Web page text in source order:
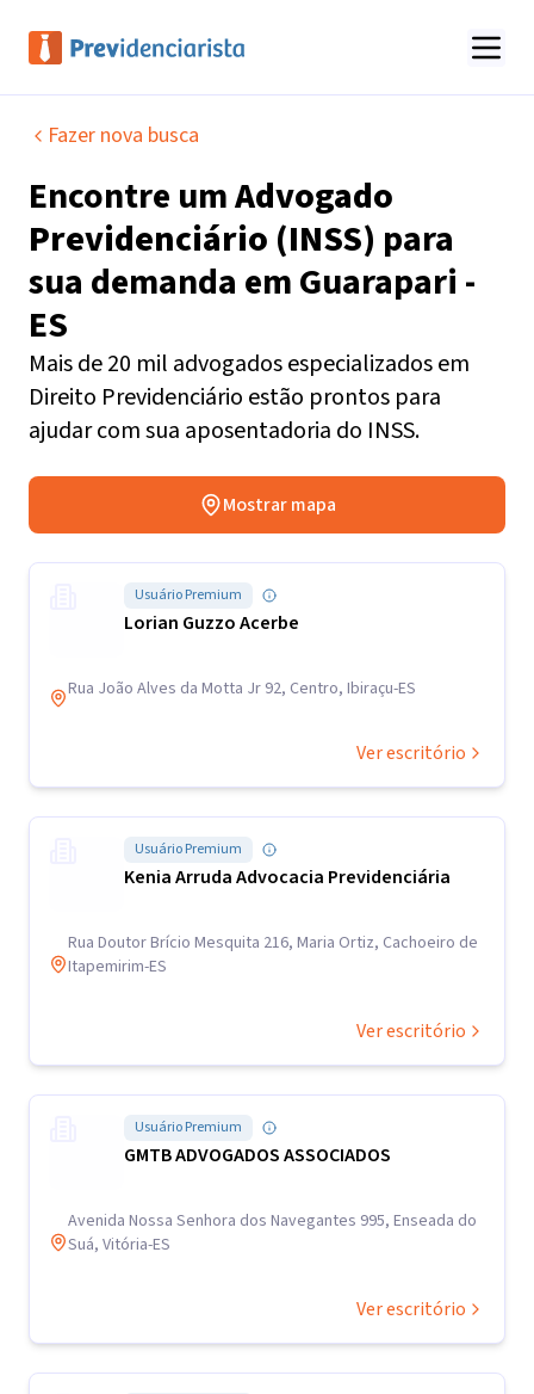
Fazer nova busca
Encontre umAdvogado
Previdenciário (INSS) para
sua demanda emGuarapari -
ES
Mais de 20 mil advogados especializados em
Direito Previdenciário estão prontos para
ajudar com sua aposentadoria do INSS.
Mostrar mapa
Usuário Premium
Lorian Guzzo Acerbe
Rua João Alves da Motta Jr 92, Centro, Ibiraçu-ES
Ver escritório
Usuário Premium
Kenia Arruda Advocacia Previdenciária
Rua Doutor Brício Mesquita 216, Maria Ortiz, Cachoeiro de
Itapemirim-ES
Ver escritório
Usuário Premium
GMTB ADVOGADOS ASSOCIADOS
Avenida Nossa Senhora dos Navegantes 995, Enseada do
Suá, Vitória-ES
Ver escritório